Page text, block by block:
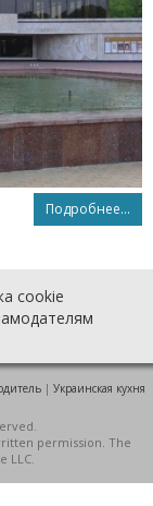
Подробнее...
cookie
| Украинская кухня
permission. The
LLC.